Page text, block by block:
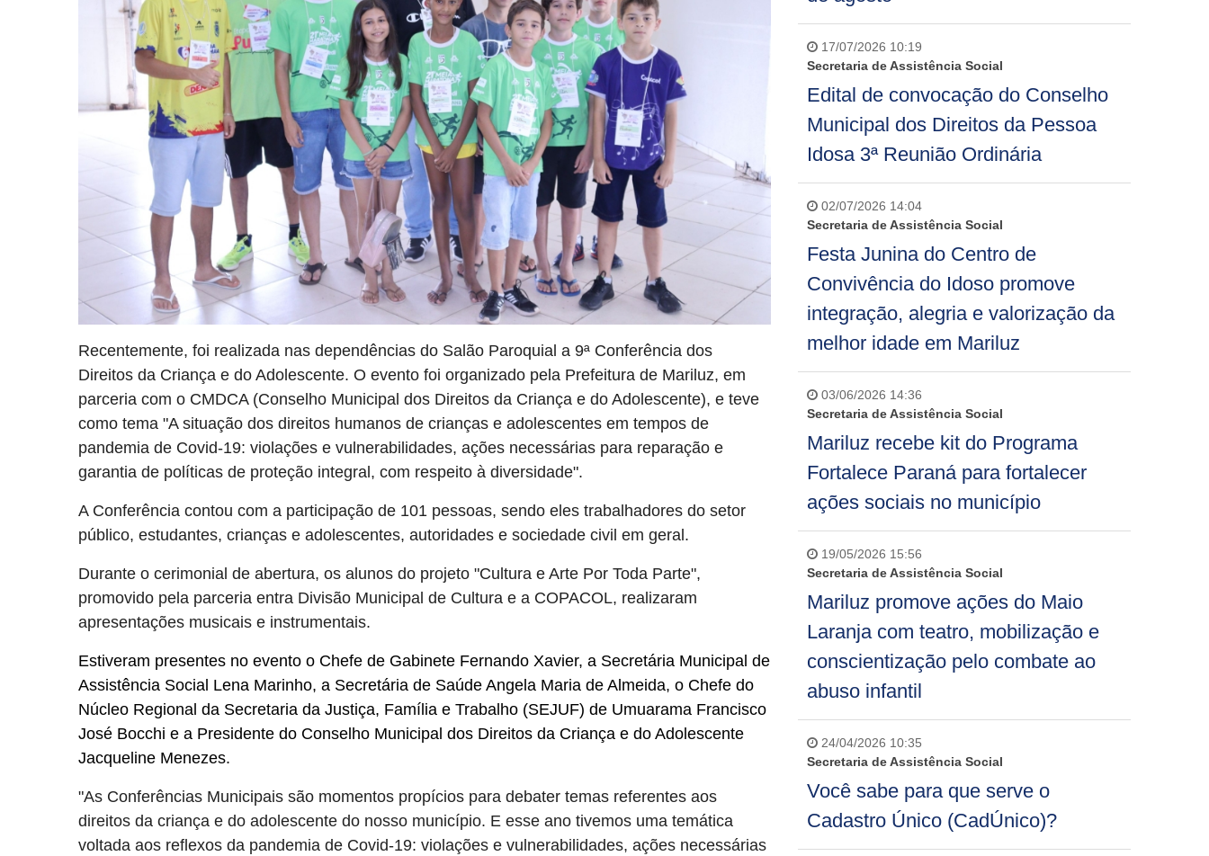
Recentemente, foi realizada nas dependências do Salão Paroquial a 9ª Conferência dos
Direitos da Criança e do Adolescente. O evento foi organizado pela Prefeitura de Mariluz, em
parceria com o CMDCA (Conselho Municipal dos Direitos da Criança e do Adolescente), e teve
como tema "A situação dos direitos humanos de crianças e adolescentes em tempos de
pandemia de Covid-19: violações e vulnerabilidades, ações necessárias para reparação e
garantia de políticas de proteção integral, com respeito à diversidade".
A Conferência contou com a participação de 101 pessoas, sendo eles trabalhadores do setor
público, estudantes, crianças e adolescentes, autoridades e sociedade civil em geral.
Durante o cerimonial de abertura, os alunos do projeto "Cultura e Arte Por Toda Parte",
promovido pela parceria entra Divisão Municipal de Cultura e a COPACOL, realizaram
apresentações musicais e instrumentais.
Estiveram presentes no evento o Chefe de Gabinete Fernando Xavier, a Secretária Municipal de
Assistência Social Lena Marinho, a Secretária de Saúde Angela Maria de Almeida, o Chefe do
Núcleo Regional da Secretaria da Justiça, Família e Trabalho (SEJUF) de Umuarama Francisco
José Bocchi e a Presidente do Conselho Municipal dos Direitos da Criança e do Adolescente
Jacqueline Menezes.
"As Conferências Municipais são momentos propícios para debater temas referentes aos
direitos da criança e do adolescente do nosso município. E esse ano tivemos uma temática
voltada aos reflexos da pandemia de Covid-19: violações e vulnerabilidades, ações necessárias
17/07/2026 10:19
Secretaria de Assistência Social
Edital de convocação do Conselho
Municipal dos Direitos da Pessoa
Idosa 3ª Reunião Ordinária
02/07/2026 14:04
Secretaria de Assistência Social
Festa Junina do Centro de
Convivência do Idoso promove
integração, alegria e valorização da
melhor idade em Mariluz
03/06/2026 14:36
Secretaria de Assistência Social
Mariluz recebe kit do Programa
Fortalece Paraná para fortalecer
ações sociais no município
19/05/2026 15:56
Secretaria de Assistência Social
Mariluz promove ações do Maio
Laranja com teatro, mobilização e
conscientização pelo combate ao
abuso infantil
24/04/2026 10:35
Secretaria de Assistência Social
Você sabe para que serve o
Cadastro Único (CadÚnico)?